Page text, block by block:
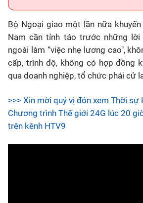
Bộ Ngoại giao một lần nữa
Nam cần tỉnh táo trước những
ngoài làm “việc nhẹ lương cao",
cấp, trình độ, không có hợp đồng
qua doanh nghiệp, tổ chức phái cử
>>> Xin mời quý vị đón xem Thời sự
Chương trình Thế giới 24G lúc 20
trên kênh HTV9